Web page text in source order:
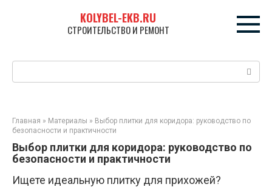
KOLYBEL-EKB.RU
СТРОИТЕЛЬСТВО И РЕМОНТ
Главная » Материалы » Выбор плитки для коридора: руководство по
безопасности и практичности
Выбор плитки для коридора: руководство по
безопасности и практичности
Ищете идеальную плитку для прихожей?